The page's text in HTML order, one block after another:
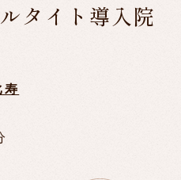
タイト導入院